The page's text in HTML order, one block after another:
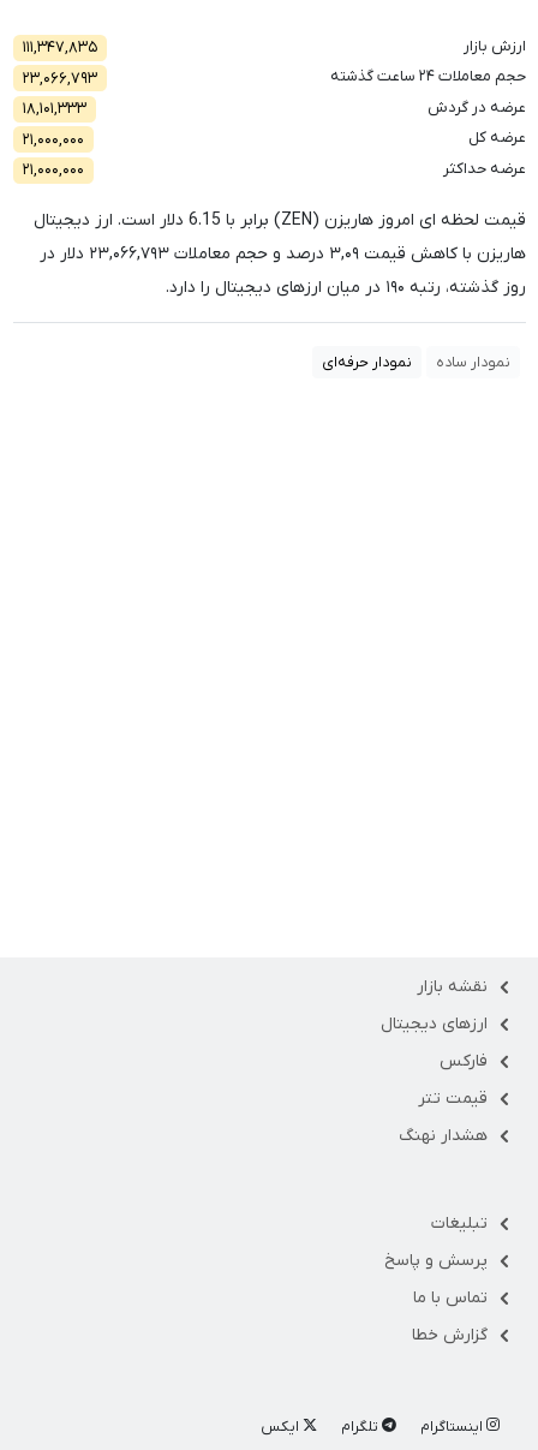
ارزش بازار
۱۱۱,۳۴۷,۸۳۵
حجم معاملات ۲۴ ساعت گذشته
۲۳,۰۶۶,۷۹۳
عرضه در گردش
۱۸,۱۰۱,۳۳۳
عرضه کل
۲۱,۰۰۰,۰۰۰
عرضه حداکثر
۲۱,۰۰۰,۰۰۰
قیمت لحظه ای امروز هاریزن (ZEN) برابر با 6.15 دلار است. ارز دیجیتال
هاریزن با کاهش قیمت۳,۰۹ درصد و حجم معاملات۲۳,۰۶۶,۷۹۳ دلار در
روز گذشته، رتبه ۱۹۰ در میان ارزهای دیجیتال را دارد.
نمودار ساده نمودار حرفه‌ای
نقشه بازار
ارزهای دیجیتال
فارکس
قیمت تتر
هشدار نهنگ
تبلیغات
پرسش و پاسخ
تماس با ما
گزارش خطا
اینستاگرام تلگرام ایکس